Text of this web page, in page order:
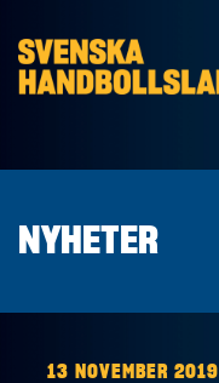
NYHETER
13 NOVEMBER 2019